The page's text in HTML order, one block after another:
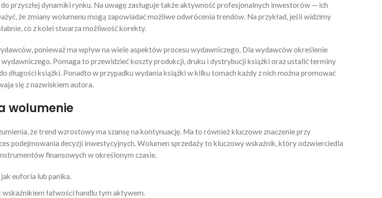
przyszłej dynamiki rynku. Na uwagę zasługuje także aktywność profesjonalnych inwestorów — ich
że zmiany wolumenu mogą zapowiadać możliwe odwrócenia trendów. Na przykład, jeśli widzimy
co z kolei stwarza możliwość korekty.
ponieważ ma wpływ na wiele aspektów procesu wydawniczego. Dla wydawców określenie
Pomaga to przewidzieć koszty produkcji, druku i dystrybucji książki oraz ustalić terminy
długości książki. Ponadto w przypadku wydania książki w kilku tomach każdy z nich można promować
się z nazwiskiem autora.
wolumenie
że trend wzrostowy ma szansę na kontynuację. Ma to również kluczowe znaczenie przy
podejmowania decyzji inwestycyjnych. Wolumen sprzedaży to kluczowy wskaźnik, który odzwierciedla
finansowych w określonym czasie.
euforia lub panika.
wskaźnikiem łatwości handlu tym aktywem.